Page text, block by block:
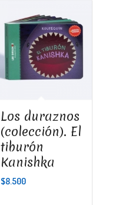
Los duraznos
(colección). El
tiburón
Kanishka
$8.500